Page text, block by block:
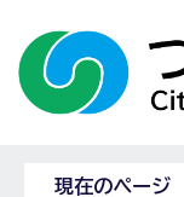
現在のページ